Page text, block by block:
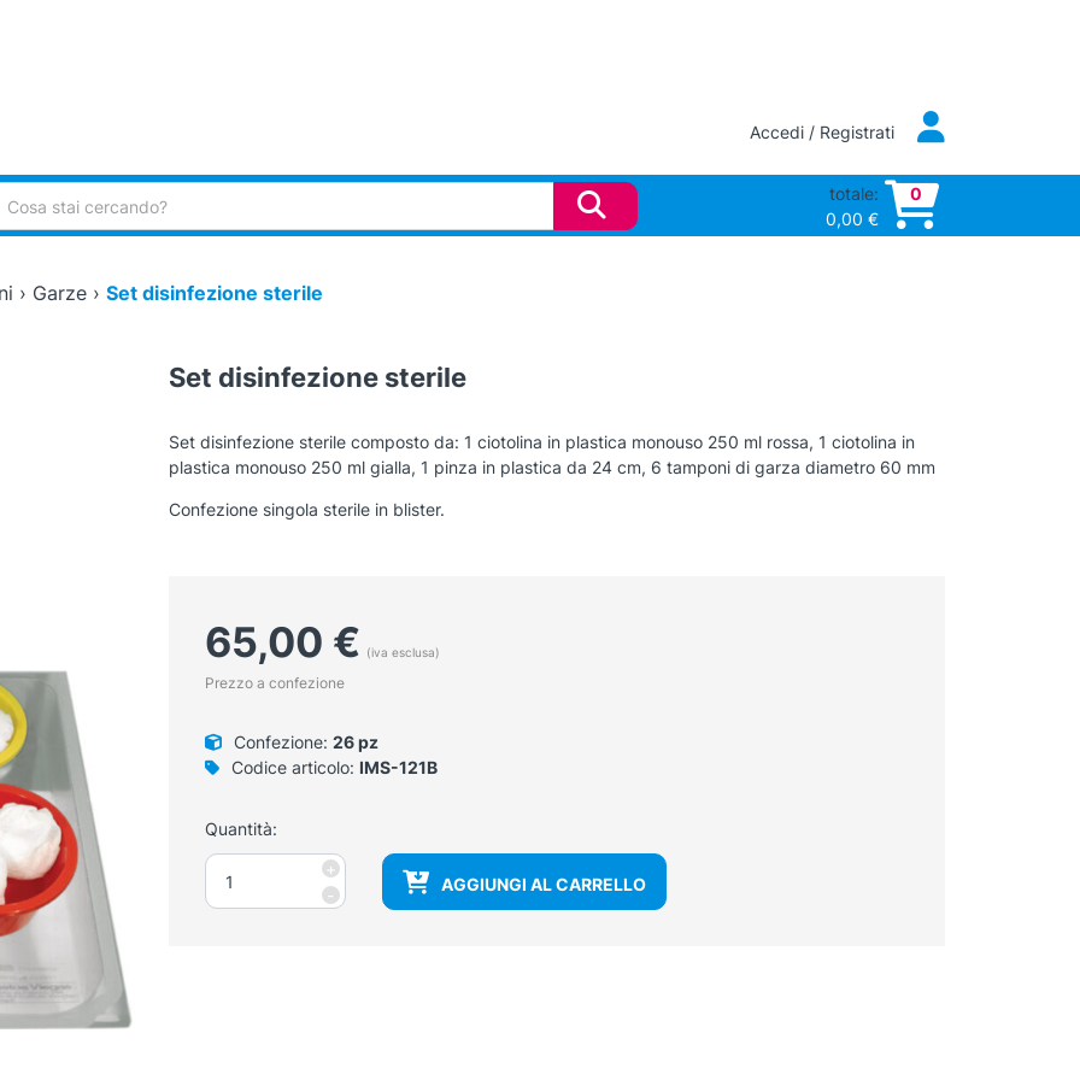
Accedi / Registrati
totale:
0,00 €
0
› Garze› Set disinfezione sterile
Set disinfezione sterile
Set disinfezione sterile composto da: 1 ciotolina in plastica monouso 250 ml rossa, 1 ciotolina in
plastica monouso 250 ml gialla, 1 pinza in plastica da 24 cm, 6 tamponi di garza diametro 60 mm
Confezione singola sterile in blister.
65,00 € (iva esclusa)
Prezzo a confezione
Confezione: 26 pz
Codice articolo: IMS-121B
Quantità:
-
Set
disinfezione
sterile
+
AGGIUNGI AL CARRELLO